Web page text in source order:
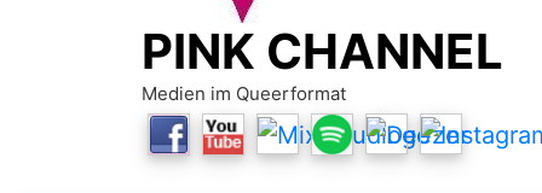
PINK CHANNEL
Medien im Queerformat